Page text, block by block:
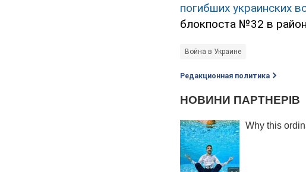
погибших украинских
блокпоста №32 в
Война в Украине
Редакционная политика